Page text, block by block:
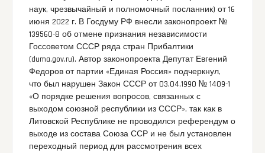
наук, чрезвычайный и полномочный посланник) от 16
июня 2022 г. В Госдуму РФ внесли законопроект №
139560-8 об отмене признания независимости
Госсоветом СССР ряда стран Прибалтики
(duma.gov.ru). Автор законопроекта Депутат Евгений
Федоров от партии «Единая Россия» подчеркнул,
что был нарушен Закон СССР от 03.04.1990 № 1409-1
«О порядке решения вопросов, связанных с
выходом союзной республики из СССР», так как в
Литовской Республике не проводился референдум о
выходе из состава Союза ССР и не был установлен
переходный период для рассмотрения всех